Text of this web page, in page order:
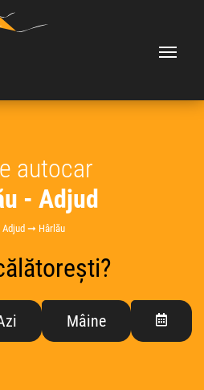
autocar
- Adjud
Adjud ➞ Hârlău
Mâine